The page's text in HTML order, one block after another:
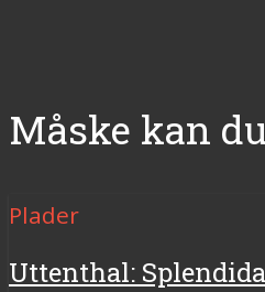
Måske kan
Plader
Uttenthal: